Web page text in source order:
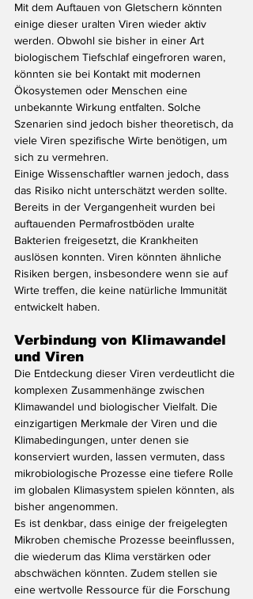
Mit dem Auftauen von Gletschern könnten
einige dieser uralten Viren wieder aktiv
werden. Obwohl sie bisher in einer Art
biologischem Tiefschlaf eingefroren waren,
könnten sie bei Kontakt mit modernen
Ökosystemen oder Menschen eine
unbekannte Wirkung entfalten. Solche
Szenarien sind jedoch bisher theoretisch, da
viele Viren spezifische Wirte benötigen, um
sich zu vermehren.
Einige Wissenschaftler warnen jedoch, dass
das Risiko nicht unterschätzt werden sollte.
Bereits in der Vergangenheit wurden bei
auftauenden Permafrostböden uralte
Bakterien freigesetzt, die Krankheiten
auslösen konnten. Viren könnten ähnliche
Risiken bergen, insbesondere wenn sie auf
Wirte treffen, die keine natürliche Immunität
entwickelt haben.
Verbindung von Klimawandel
und Viren
Die Entdeckung dieser Viren verdeutlicht die
komplexen Zusammenhänge zwischen
Klimawandel und biologischer Vielfalt. Die
einzigartigen Merkmale der Viren und die
Klimabedingungen, unter denen sie
konserviert wurden, lassen vermuten, dass
mikrobiologische Prozesse eine tiefere Rolle
im globalen Klimasystem spielen könnten, als
bisher angenommen.
Es ist denkbar, dass einige der freigelegten
Mikroben chemische Prozesse beeinflussen,
die wiederum das Klima verstärken oder
abschwächen könnten. Zudem stellen sie
eine wertvolle Ressource für die Forschung